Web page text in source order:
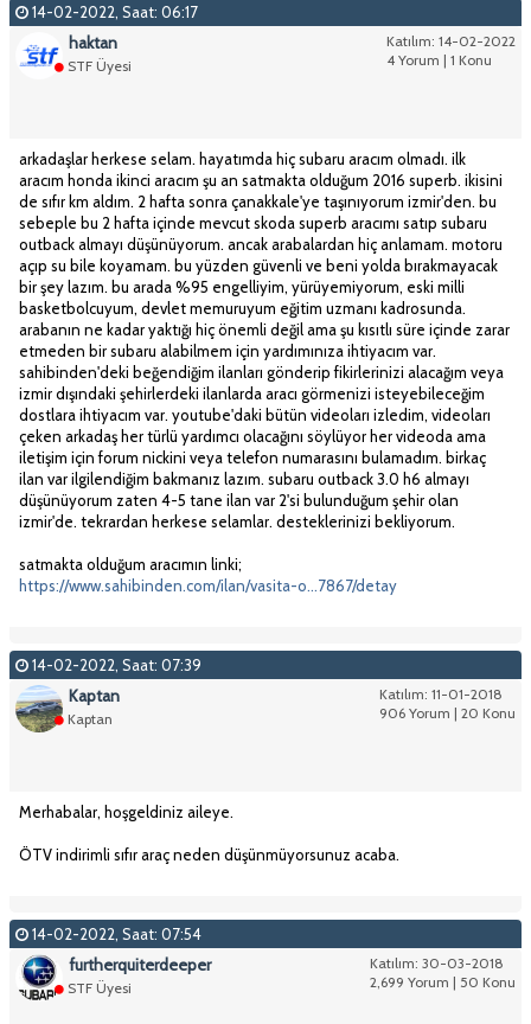
14-02-2022, Saat: 06:17
Katılım: 14-02-2022
4 Yorum | 1 Konu
haktan
STF Üyesi
arkadaşlar herkese selam. hayatımda hiç subaru aracım olmadı. ilk
aracım honda ikinci aracım şu an satmakta olduğum 2016 superb. ikisini
de sıfır km aldım. 2 hafta sonra çanakkale'ye taşınıyorum izmir'den. bu
sebeple bu 2 hafta içinde mevcut skoda superb aracımı satıp subaru
outback almayı düşünüyorum. ancak arabalardan hiç anlamam. motoru
açıp su bile koyamam. bu yüzden güvenli ve beni yolda bırakmayacak
bir şey lazım. bu arada %95 engelliyim, yürüyemiyorum, eski milli
basketbolcuyum, devlet memuruyum eğitim uzmanı kadrosunda.
arabanın ne kadar yaktığı hiç önemli değil ama şu kısıtlı süre içinde zarar
etmeden bir subaru alabilmem için yardımınıza ihtiyacım var.
sahibinden'deki beğendiğim ilanları gönderip fikirlerinizi alacağım veya
izmir dışındaki şehirlerdeki ilanlarda aracı görmenizi isteyebileceğim
dostlara ihtiyacım var. youtube'daki bütün videoları izledim, videoları
çeken arkadaş her türlü yardımcı olacağını söylüyor her videoda ama
iletişim için forum nickini veya telefon numarasını bulamadım. birkaç
ilan var ilgilendiğim bakmanız lazım. subaru outback 3.0 h6 almayı
düşünüyorum zaten 4-5 tane ilan var 2'si bulunduğum şehir olan
izmir'de. tekrardan herkese selamlar. desteklerinizi bekliyorum.
satmakta olduğum aracımın linki;
https://www.sahibinden.com/ilan/vasita-o...7867/detay
14-02-2022, Saat: 07:39
Katılım: 11-01-2018
906 Yorum | 20 Konu
Kaptan
Kaptan
Merhabalar, hoşgeldiniz aileye.
ÖTV indirimli sıfır araç neden düşünmüyorsunuz acaba.
14-02-2022, Saat: 07:54
Katılım: 30-03-2018
2,699 Yorum | 50 Konu
furtherquiterdeeper
STF Üyesi